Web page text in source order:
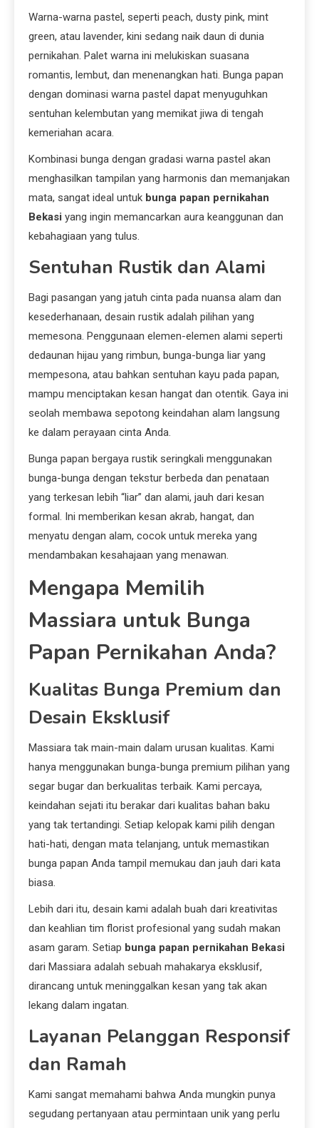
Warna-warna pastel, seperti peach, dusty pink, mint
green, atau lavender, kini sedang naik daun di dunia
pernikahan. Palet warna ini melukiskan suasana
romantis, lembut, dan menenangkan hati. Bunga papan
dengan dominasi warna pastel dapat menyuguhkan
sentuhan kelembutan yang memikat jiwa di tengah
kemeriahan acara.
Kombinasi bunga dengan gradasi warna pastel akan
menghasilkan tampilan yang harmonis dan memanjakan
mata, sangat ideal untuk bunga papan pernikahan
Bekasi yang ingin memancarkan aura keanggunan dan
kebahagiaan yang tulus.
Sentuhan Rustik dan Alami
Bagi pasangan yang jatuh cinta pada nuansa alam dan
kesederhanaan, desain rustik adalah pilihan yang
memesona. Penggunaan elemen-elemen alami seperti
dedaunan hijau yang rimbun, bunga-bunga liar yang
mempesona, atau bahkan sentuhan kayu pada papan,
mampu menciptakan kesan hangat dan otentik. Gaya ini
seolah membawa sepotong keindahan alam langsung
ke dalam perayaan cinta Anda.
Bunga papan bergaya rustik seringkali menggunakan
bunga-bunga dengan tekstur berbeda dan penataan
yang terkesan lebih “liar” dan alami, jauh dari kesan
formal. Ini memberikan kesan akrab, hangat, dan
menyatu dengan alam, cocok untuk mereka yang
mendambakan kesahajaan yang menawan.
Mengapa Memilih
Massiara untuk Bunga
Papan Pernikahan Anda?
Kualitas Bunga Premium dan
Desain Eksklusif
Massiara tak main-main dalam urusan kualitas. Kami
hanya menggunakan bunga-bunga premium pilihan yang
segar bugar dan berkualitas terbaik. Kami percaya,
keindahan sejati itu berakar dari kualitas bahan baku
yang tak tertandingi. Setiap kelopak kami pilih dengan
hati-hati, dengan mata telanjang, untuk memastikan
bunga papan Anda tampil memukau dan jauh dari kata
biasa.
Lebih dari itu, desain kami adalah buah dari kreativitas
dan keahlian tim florist profesional yang sudah makan
asam garam. Setiap bunga papan pernikahan Bekasi
dari Massiara adalah sebuah mahakarya eksklusif,
dirancang untuk meninggalkan kesan yang tak akan
lekang dalam ingatan.
Layanan Pelanggan Responsif
dan Ramah
Kami sangat memahami bahwa Anda mungkin punya
segudang pertanyaan atau permintaan unik yang perlu